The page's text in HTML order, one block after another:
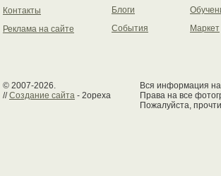
Контакты
Реклама на сайте
Блоги
События
Маркет
© 2007-2026.
//Создание сайта - 2opexa
Вся информация на
Права на все
Пожалуйста,